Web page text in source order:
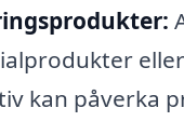
kan påverka